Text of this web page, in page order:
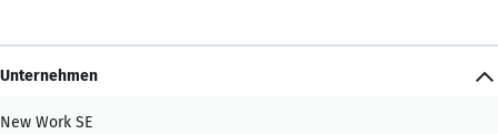
Unternehmen
New Work SE